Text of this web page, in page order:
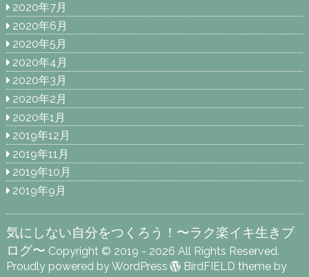
2020年7月
2020年6月
2020年5月
2020年4月
2020年3月
2020年2月
2020年1月
2019年12月
2019年11月
2019年10月
2019年9月
気にしない自分をつくろう！〜ラク楽イキ生きブ
ログ〜 Copyright © 2019 - 2026 All Rights Reserved.
Proudly powered by WordPress
BirdFIELD theme by